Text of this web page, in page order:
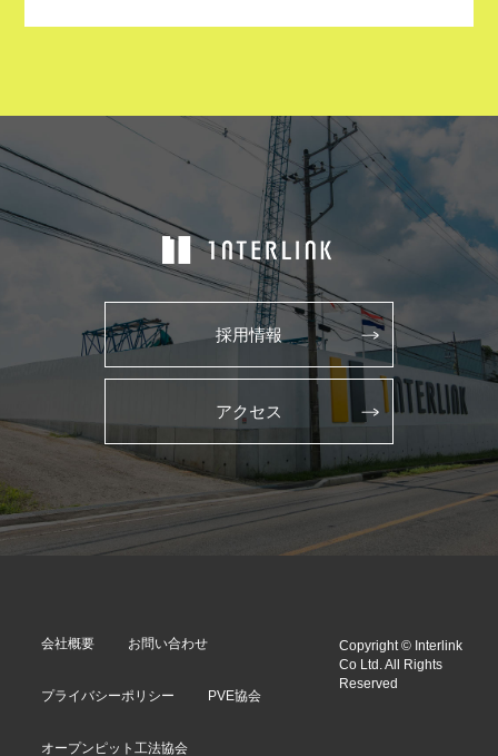
採用情報
アクセス
会社概要 お問い合わせ
プライバシーポリシー PVE協会
オープンピット工法協会
Copyright © Interlink
Co Ltd. All Rights
Reserved